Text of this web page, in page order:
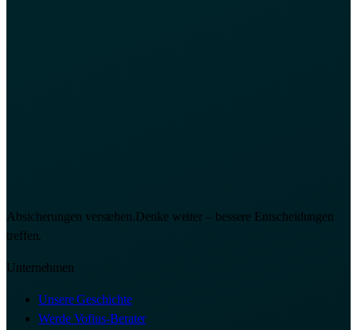
Absicherungen verstehen.Denke weiter – bessere Entscheidungen
treffen.
Unternehmen
Unsere Geschichte
Werde Vofius-Berater